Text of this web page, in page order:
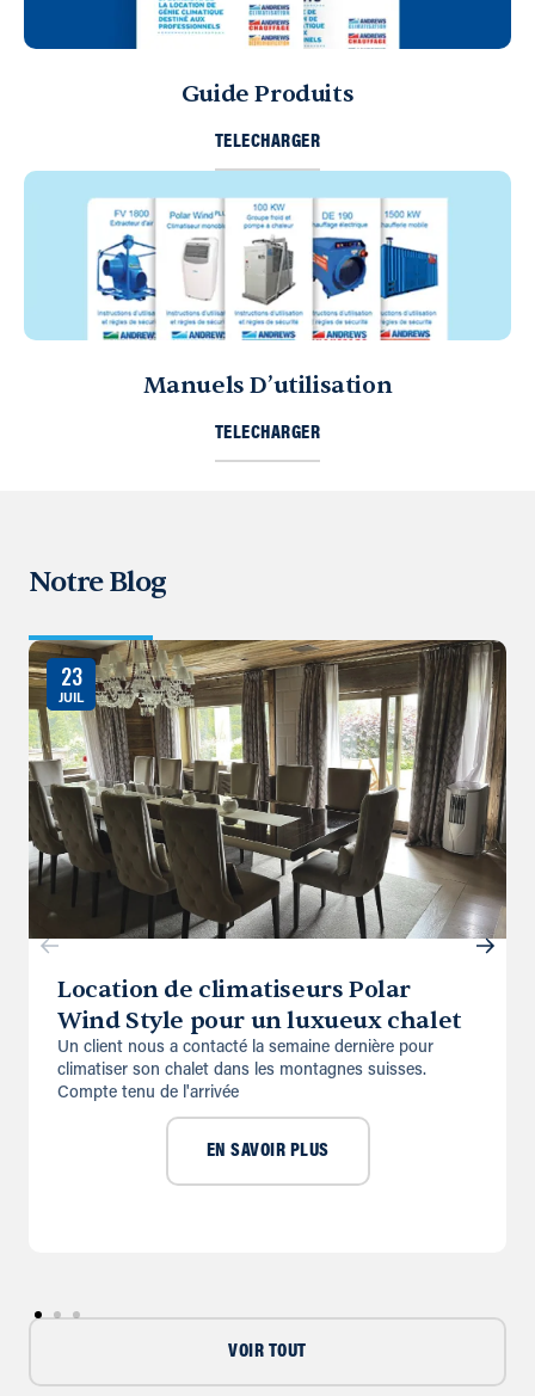
Guide Produits
TELECHARGER
Manuels D’utilisation
TELECHARGER
Notre Blog
23
JUIL
Location de climatiseurs Polar
Wind Style pour un luxueux chalet
Un client nous a contacté la semaine dernière pour
climatiser son chalet dans les montagnes suisses.
Compte tenu de l'arrivée
EN SAVOIR PLUS
VOIR TOUT